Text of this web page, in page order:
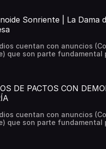
Sonriente | La Dama
cuentan con anuncios
que son parte fundamental
en pie. 📌 ¿Tienes una
a:
DE PACTOS CON
cuentan con anuncios
que son parte fundamental
en pie. Bienvenidos
tres historias de terror sobre